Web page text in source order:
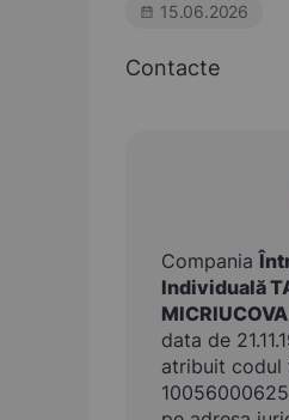
15.06.2026
Contacte
Compania
Individuală
MICRIUCOVA
data de
atribuit codul